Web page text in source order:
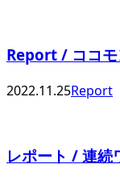
Report / ココモ
2022.11.25Report
レポート / 連続